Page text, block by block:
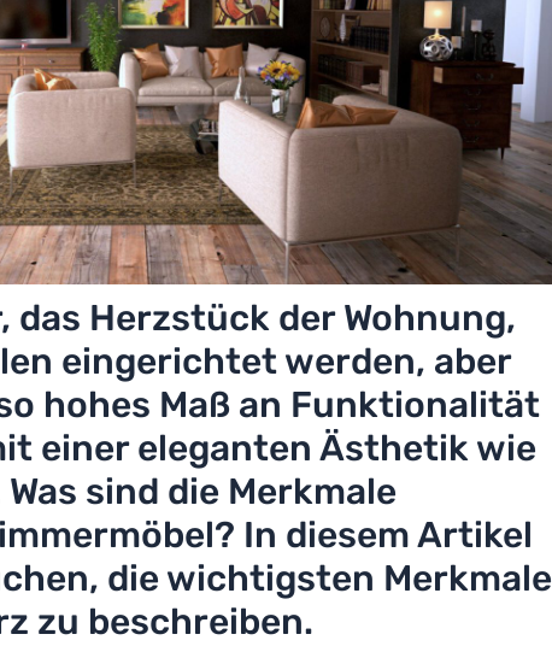
das Herzstück der Wohnung,
eingerichtet werden, aber
hohes Maß an Funktionalität
einer eleganten Ästhetik wie
sind die Merkmale
In diesem Artikel
die wichtigsten Merkmale
zu beschreiben.